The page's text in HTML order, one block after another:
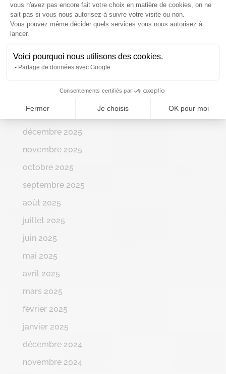
vous n'avez pas encore fait votre choix en matière de cookies, on ne
sait pas si vous nous autorisez à suivre votre visite ou non.
Vous pouvez même décider quels services vous nous autorisez à
lancer.
Voici pourquoi nous utilisons des cookies.
Partage de données avec Google
Consentements certifiés par
Fermer Je choisis OK pour moi
Axeptio consent
juillet 2026
juin 2026
avril 2026
janvier 2026
décembre 2025
novembre 2025
octobre 2025
septembre 2025
août 2025
juillet 2025
juin 2025
mai 2025
avril 2025
mars 2025
février 2025
janvier 2025
décembre 2024
novembre 2024